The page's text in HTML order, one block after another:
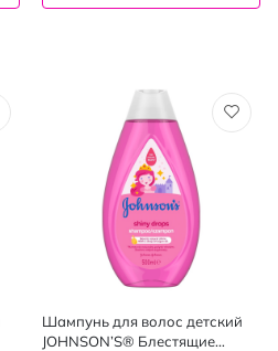
Шампунь для волос детский
JOHNSON’S® Блестящие